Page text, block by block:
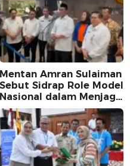
Mentan Amran Sulaiman
Sebut Sidrap Role Model
Nasional dalam Menjaga
Stabilitas Harga Telur